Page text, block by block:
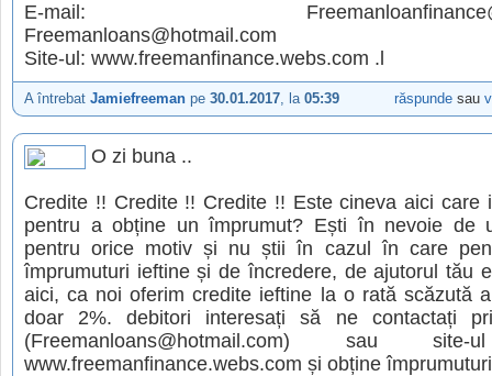
E-mail:
Freemanloans@hotmail.com
Site-ul: www.freemanfinance.webs.com .l
A întrebat Jamiefreeman pe 30.01.2017, la 05:39 răspunde sau
O zi buna ..
Credite !! Credite !! Credite !! Este cineva aici care
pentru a obține un împrumut? Ești în nevoie de
pentru orice motiv și nu știi în cazul în care
împrumuturi ieftine și de încredere, de ajutorul tău
aici, ca noi oferim credite ieftine la o rată scăzută
doar 2%. debitori interesați să ne contactați
(Freemanloans@hotmail.com) sau
www.freemanfinance.webs.com și obține